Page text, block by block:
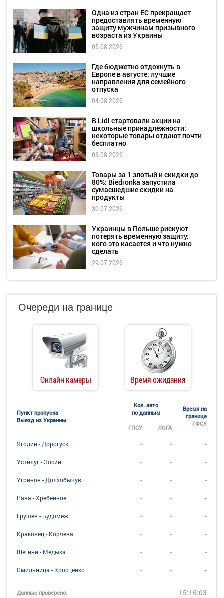
Одна из стран ЕС прекращает
предоставлять временную
защиту мужчинам призывного
возраста из Украины
05.08.2026
Где бюджетно отдохнуть в
Европе в августе: лучшие
направления для семейного
отпуска
04.08.2026
В Lidl стартовали акции на
школьные принадлежности:
некоторые товары отдают почти
бесплатно
03.08.2026
Товары за 1 злотый и скидки до
80%: Biedronka запустила
сумасшедшие скидки на
продукты
30.07.2026
Украинцы в Польше рискуют
потерять временную защиту:
кого это касается и что нужно
сделать
29.07.2026
Очереди на границе
Онлайн камеры Время ожидания
Пункт пропуска
Выезд из Украины
Кол. авто
по данным
Время на
границе
ГФСУ
ГПСУ ЛОГА
Ягодин - Дорогуск - - -
Устилуг - Зосин - - -
Угринов - Долхобычув - - -
Рава - Хребенное - - -
Грушев - Будомеж - - -
Краковец - Корчева - - -
Шегини - Медыка - - -
Смильница - Кросценко - - -
Данные проверено: 15:16:03